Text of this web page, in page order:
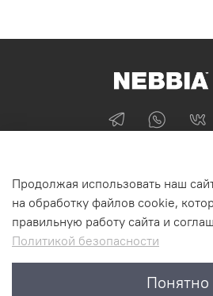
г Москва
Интернет-магазин
Продолжая использовать наш
на обработку файлов cookie,
правильную работу сайта и
Политикой безопасности
Понятно